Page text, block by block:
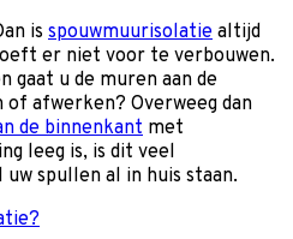
is spouwmuurisolatie altijd
er niet voor te verbouwen.
gaat u de muren aan de
afwerken? Overweeg dan
de binnenkant met
leeg is, is dit veel
spullen al in huis staan.